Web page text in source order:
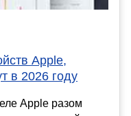
Apple,
в 2026 году
Apple разом